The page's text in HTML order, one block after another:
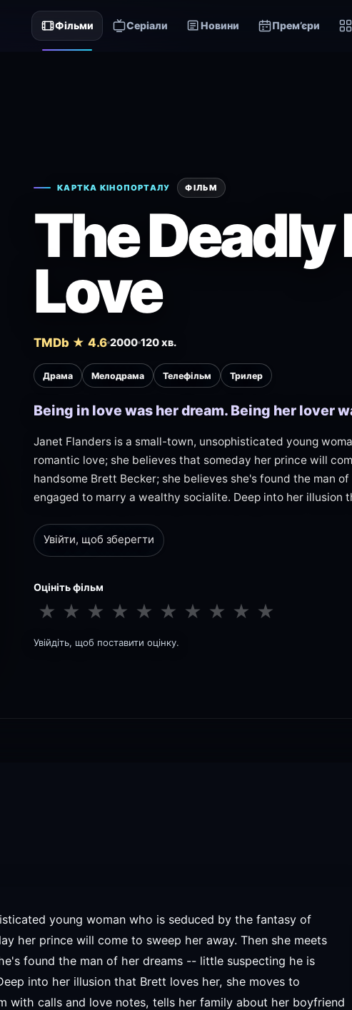
Фільми Серіали Новини Прем’єри
КАРТКА КІНОПОРТАЛУ ФІЛЬМ
The Deadly
Love
TMDb ★ 4.6 2000 120 хв.
Драма Мелодрама Телефільм Трилер
Being in love was her dream. Being her lover
Janet Flanders is a small-town, unsophisticated young
romantic love; she believes that someday her prince will
handsome Brett Becker; she believes she's found the man
engaged to marry a wealthy socialite. Deep into her illusion
Увійти, щоб зберегти
Оцініть фільм
★ ★ ★ ★ ★ ★ ★ ★ ★ ★
Увійдіть, щоб поставити оцінку.
young woman who is seduced by the fantasy of
her prince will come to sweep her away. Then she meets
found the man of her dreams -- little suspecting he is
into her illusion that Brett loves her, she moves to
with calls and love notes, tells her family about her boyfriend